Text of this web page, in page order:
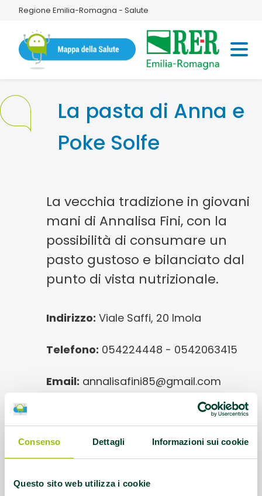
Consenso Dettagli Informazioni sui cookie
Questo sito web utilizza i cookie
Regione Emilia-Romagna - Salute
La pasta di Anna e
Poke Solfe
La vecchia tradizione in giovani
mani di Annalisa Fini, con la
possibilità di consumare un
pasto gustoso e bilanciato dal
punto di vista nutrizionale.
Indirizzo: Viale Saffi, 20 Imola
Telefono: 054224448 - 0542063415
Email: annalisafini85@gmail.com
GinS Food